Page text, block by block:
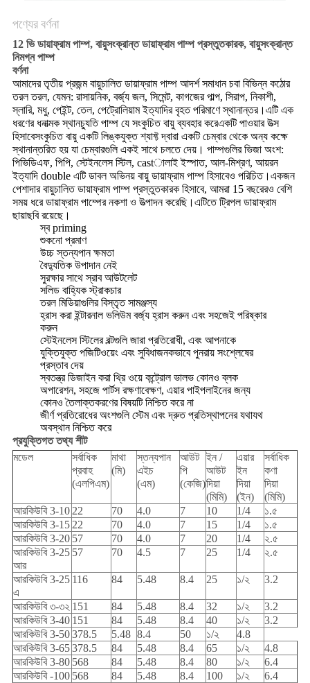
পণ্যের বর্ণনা
12 ভি ডায়াফ্রাম পাম্প, বায়ুসংক্রান্ত ডায়াফ্রাম পাম্প প্রস্তুতকারক, বায়ুসংক্রান্ত
নিমগ্ন পাম্প
বর্ণনা
আমাদের তৃতীয় প্রজন্মবায়ুচালিত ডায়াফ্রাম পাম্প আদর্শ সমাধান চবা বিভিন্ন কঠোর
তরল তরল, যেমন: রাসায়নিক, বর্জ্য জল, সিমেন্ট, কাগজের পাল্প, সিরাপ, নিকাশী,
স্লারি, মধু, পেইন্ট, তেল, পেট্রোলিয়াম ইত্যাদির বৃহত পরিমাণে স্থানান্তর।এটি এক
ধরণের ধনাত্মক স্থানচ্যুতি পাম্পযে সংকুচিত বায়ু ব্যবহার করেএকটি পাওয়ার উত্স
হিসাবেসংকুচিত বায়ুএকটি লিঙ্কযুক্ত শ্যাফ্ট দ্বারা একটি চেম্বার থেকে অন্য কক্ষে
স্থানান্তরিত হয় যা চেম্বারগুলি একই সাথে চলতে দেয়। পাম্পগুলির ভিজা অংশ:
পিভিডিএফ, পিপি, স্টেইনলেস স্টিল, castালাই ইস্পাত, আল-মিশ্রণ, আয়রন
ইত্যাদি double এটি ডাবল অভিনয় বায়ু ডায়াফ্রাম পাম্প হিসাবেও পরিচিত।একজন
পেশাদার বায়ুচালিত ডায়াফ্রাম পাম্প প্রস্তুতকারক হিসাবে, আমরা 15 বছরেরও বেশি
সময় ধরে ডায়াফ্রাম পাম্পের নকশা ও উত্পাদন করেছি।এটিতে ট্রিপল ডায়াফ্রাম
ছায়াছবি রয়েছে।
স্ব priming
শুকনো প্রমাণ
উচ্চ স্তন্যপান ক্ষমতা
বৈদ্যুতিক উপাদান নেই
সুরক্ষার সাথে স্রাব আউটলেট
সলিড বাহ্যিক স্ট্রাকচার
তরল মিডিয়াগুলির বিস্তৃত সামঞ্জস্য
হ্রাস করা ইন্টারনাল ভলিউম বর্জ্য হ্রাস করুন এবং সহজেই পরিষ্কার
করুন
স্টেইনলেস স্টিলের বল্টগুলি জারা প্রতিরোধী, এবং আপনাকে
যুক্তিযুক্ত পজিটিওয়েং এবং সুবিধাজনকভাবে পুনরায় সংশ্লেষের
প্রস্তাব দেয়
স্বতন্ত্র ডিজাইন করা থ্রি ওয়ে কন্ট্রোল ভালভ কোনও ব্লক
অপারেশন, সহজে পার্টস রক্ষণাবেক্ষণ, এয়ার পাইপলাইনের জন্য
কোনও তৈলাক্তকরণের বিষয়টি নিশ্চিত করে না
জীর্ণ প্রতিরোধের অংশগুলি স্টেম এবং দ্রুত প্রতিস্থাপনের যথাযথ
অবস্থান নিশ্চিত করে
প্রযুক্তিগত তথ্য শীট
মডেল
সর্বাধিক
প্রবাহ
(এলপিএম)
মাথা
(মি)
স্তন্যপান
এইচ
(এম)
আউট
পি
(কেজি)
ইন /
আউট
দিয়া
(মিমি)
এয়ার
ইন
দিয়া
(ইন)
সর্বাধিক
কণা
দিয়া
(মিমি)
আরকিউবি 3-1022 70 4.0 7 10 1/4
১.৫
আরকিউবি 3-1522 70 4.0 7 15 1/4
১.৫
আরকিউবি 3-20 57 70 4.0 7 20 1/4
২.৫
আরকিউবি 3-25
আর
57 70 4.5 7 25 1/4 ২.৫
আরকিউবি 3-25
এ
116 84 5.48 8.4 25 ১/২ 3.2
আরকিউবি ৩-৩২ 151 84 5.48 8.4 32 ১/২
3.2
আরকিউবি 3-40 151 84 5.48 8.4 40 ১/২
3.2
আরকিউবি 3-50378.5 5.48 8.4 50 ১/২
4.8
আরকিউবি 3-65378.5 84 5.48 8.4 65 ১/২
4.8
আরকিউবি 3-80 568 84 5.48 8.4 80 ১/২
6.4
আরকিউবি -100 568 84 5.48 8.4 100 ১/২
6.4